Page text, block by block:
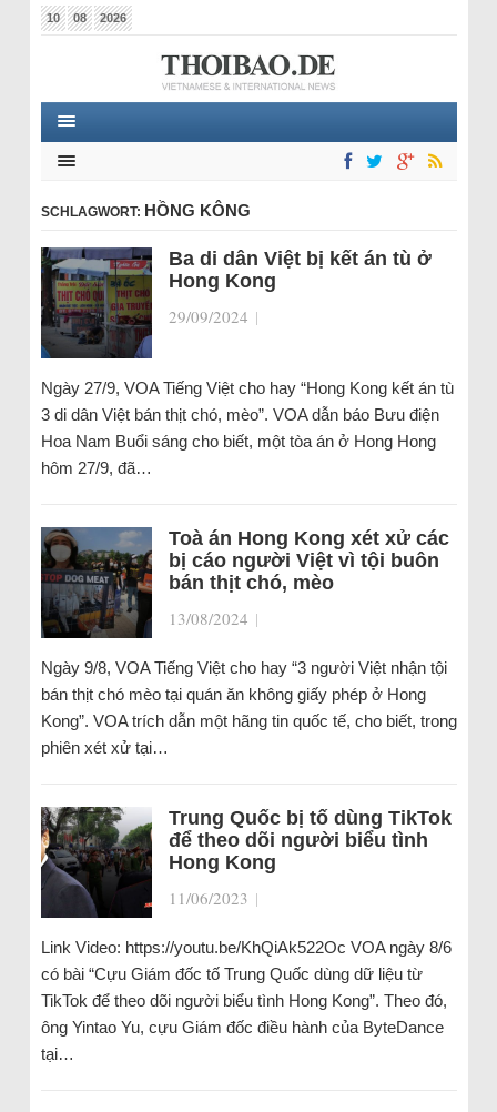
10 08 2026
SCHLAGWORT: HỒNG KÔNG
Ba di dân Việt bị kết án tù ở
Hong Kong
29/09/2024 |
Ngày 27/9, VOA Tiếng Việt cho hay “Hong Kong kết án tù
3 di dân Việt bán thịt chó, mèo”. VOA dẫn báo Bưu điện
Hoa Nam Buổi sáng cho biết, một tòa án ở Hong Hong
hôm 27/9, đã…
Toà án Hong Kong xét xử các
bị cáo người Việt vì tội buôn
bán thịt chó, mèo
13/08/2024 |
Ngày 9/8, VOA Tiếng Việt cho hay “3 người Việt nhận tội
bán thịt chó mèo tại quán ăn không giấy phép ở Hong
Kong”. VOA trích dẫn một hãng tin quốc tế, cho biết, trong
phiên xét xử tại…
Trung Quốc bị tố dùng TikTok
để theo dõi người biểu tình
Hong Kong
11/06/2023 |
Link Video: https://youtu.be/KhQiAk522Oc VOA ngày 8/6
có bài “Cựu Giám đốc tố Trung Quốc dùng dữ liệu từ
TikTok để theo dõi người biểu tình Hong Kong”. Theo đó,
ông Yintao Yu, cựu Giám đốc điều hành của ByteDance
tại…